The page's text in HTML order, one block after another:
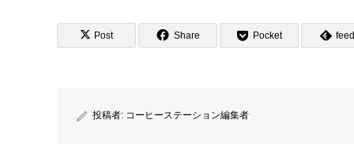
Post Share Pocket
投稿者: コーヒーステーション編集者